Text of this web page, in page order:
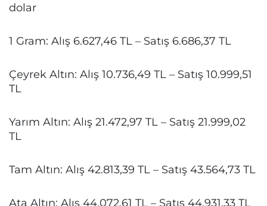
dolar
1 Gram: Alış 6.627,46 TL – Satış 6.686,37 TL
Çeyrek Altın: Alış 10.736,49 TL – Satış 10.999,51
TL
Yarım Altın: Alış 21.472,97 TL – Satış 21.999,02
TL
Tam Altın: Alış 42.813,39 TL – Satış 43.564,73 TL
Ata Altın: Alış 44.072,61 TL – Satış 44.931,33 TL